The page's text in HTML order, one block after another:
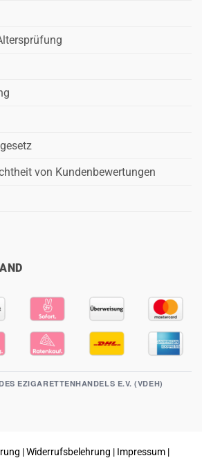
von Kundenbewertungen
EZIGARETTENHANDELS E.V. (VDEH)
|Widerrufsbelehrung | Impressum |